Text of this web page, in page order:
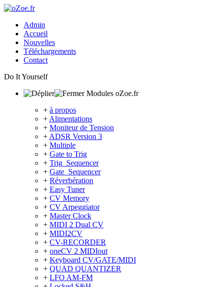
Admin
Accueil
Nouvelles
Téléchargements
Contact
Do It Yourself
Modules oZoe.fr
+ à propos
+ Alimentations
+ Moniteur de Tension
+ ADSR Version 3
+ Multiple
+ Gate to Trig
+ Trig_Sequencer
+ Gate_Sequencer
+ Réverbération
+ Easy Tuner
+ CV Memory
+ CV Arpeggiator
+ Master Clock
+ MIDI 2 Dual CV
+ MIDI2CV
+ CV-RECORDER
+ oneCV 2 MIDIout
+ Keyboard CV/GATE/MIDI
+ QUAD QUANTIZER
+ LFO AM-FM